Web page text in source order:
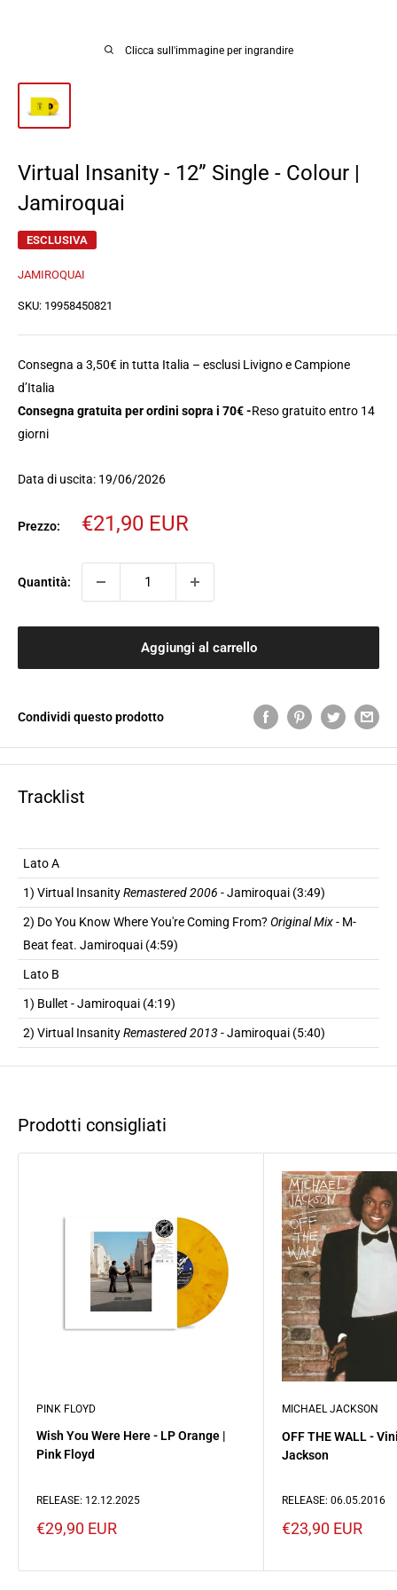
Clicca sull'immagine per ingrandire
Virtual Insanity - 12” Single - Colour |
Jamiroquai
ESCLUSIVA
JAMIROQUAI
SKU: 19958450821
Consegna a 3,50€ in tutta Italia – esclusi Livigno e Campione
d’Italia
Consegna gratuita per ordini sopra i 70€ -Reso gratuito entro 14
giorni
Data di uscita: 19/06/2026
Prezzo:
Prezzo
€21,90 EUR
Quantità:
Aggiungi al carrello
Condividi questo prodotto
Tracklist
Lato A
1) Virtual InsanityRemastered 2006 - Jamiroquai (3:49)
2) Do You Know Where You're Coming From? Original Mix- M-
Beat feat. Jamiroquai (4:59)
Lato B
1) Bullet - Jamiroquai (4:19)
2) Virtual InsanityRemastered 2013 - Jamiroquai (5:40)
Prodotti consigliati
PINK FLOYD
Wish You Were Here - LP Orange |
Pink Floyd
RELEASE: 12.12.2025
Prezzo
€29,90 EUR
MICHAEL JACKSON
OFF THE WALL -
Jackson
RELEASE: 06.05.2016
Prezzo
€23,90 EUR